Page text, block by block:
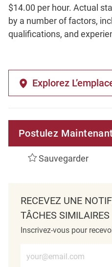
$14.00 per hour. Actual
by a number of factors,
qualifications, and
Explorez
Postulez
Sauvegarder
RECEVEZ UNE
TÂCHES SIMILAIRES
Inscrivez-vous pour